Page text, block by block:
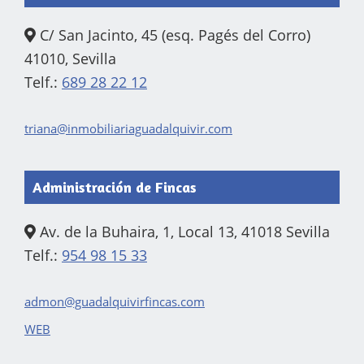
C/ San Jacinto, 45 (esq. Pagés del Corro)
41010, Sevilla
Telf.: 689 28 22 12
triana@inmobiliariaguadalquivir.com
Administración de Fincas
Av. de la Buhaira, 1, Local 13, 41018 Sevilla
Telf.: 954 98 15 33
admon@guadalquivirfincas.com
WEB